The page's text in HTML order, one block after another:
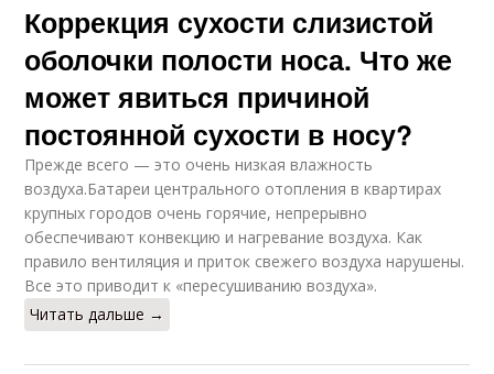
Коррекция сухости слизистой
оболочки полости носа. Что же
может явиться причиной
постоянной сухости в носу?
Прежде всего — это очень низкая влажность
воздуха.Батареи центрального отопления в квартирах
крупных городов очень горячие, непрерывно
обеспечивают конвекцию и нагревание воздуха. Как
правило вентиляция и приток свежего воздуха нарушены.
Все это приводит к «пересушиванию воздуха».
Читать дальше →